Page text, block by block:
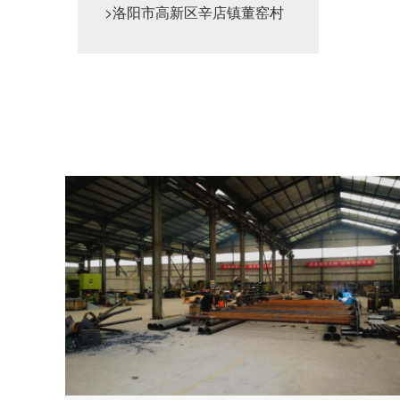
>洛阳市高新区辛店镇董窑村